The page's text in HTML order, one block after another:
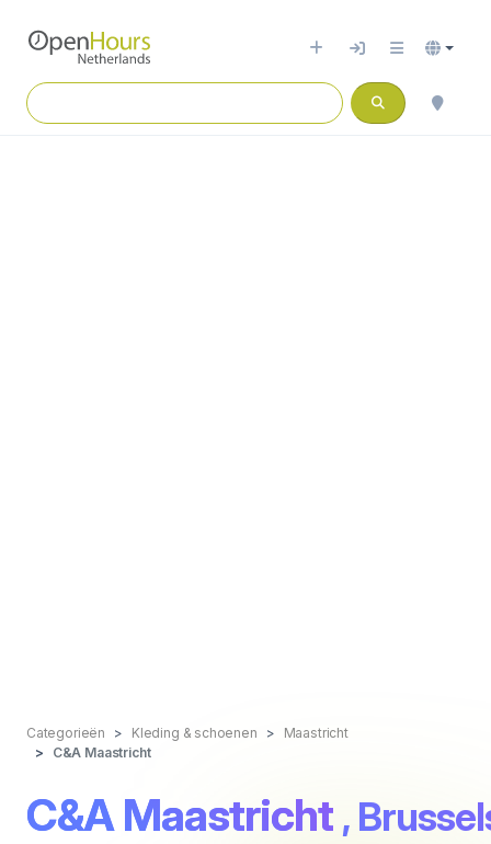
Categorieën Kleding & schoenen
Maastricht
C&A Maastricht
C&A Maastricht ,